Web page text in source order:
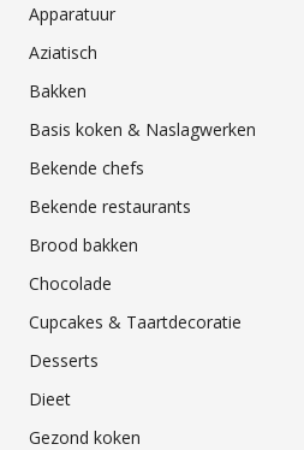
Apparatuur
Aziatisch
Bakken
Basis koken & Naslagwerken
Bekende chefs
Bekende restaurants
Brood bakken
Chocolade
Cupcakes & Taartdecoratie
Desserts
Dieet
Gezond koken